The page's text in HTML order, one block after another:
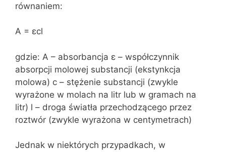
równaniem:
A = εcl
gdzie: A – absorbancja ε – współczynnik
absorpcji molowej substancji (ekstynkcja
molowa) c – stężenie substancji (zwykle
wyrażone w molach na litr lub w gramach na
litr) l – droga światła przechodzącego przez
roztwór (zwykle wyrażona w centymetrach)
Jednak w niektórych przypadkach, w